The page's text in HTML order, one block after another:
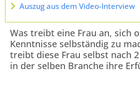
Auszug aus dem Video-Interview
Was treibt eine Frau an, sich
Kenntnisse selbständig zu
treibt diese Frau selbst nach
in der selben Branche ihre